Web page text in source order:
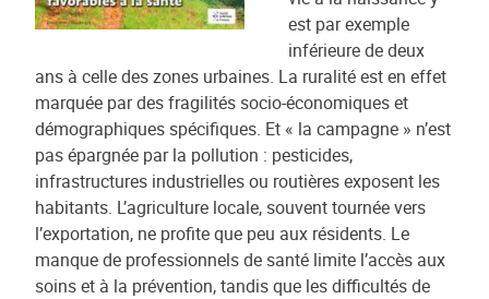
est par exemple
inférieure de deux
ans à celle des zones urbaines. La ruralité est en effet
marquée par des fragilités socio-économiques et
démographiques spécifiques. Et « la campagne » n’est
pas épargnée par la pollution : pesticides,
infrastructures industrielles ou routières exposent les
habitants. L’agriculture locale, souvent tournée vers
l’exportation, ne profite que peu aux résidents. Le
manque de professionnels de santé limite l’accès aux
soins et à la prévention, tandis que les difficultés de